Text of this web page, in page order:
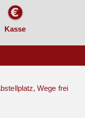
Kasse
Wege frei